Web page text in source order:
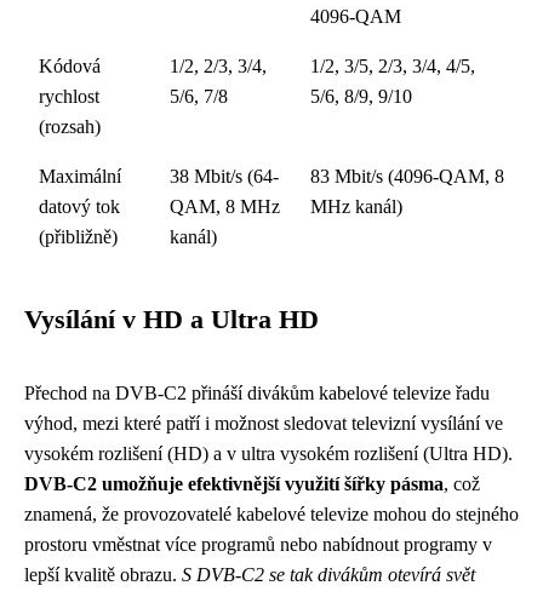
4096-QAM
Kódová
rychlost
(rozsah)
1/2, 2/3, 3/4,
5/6, 7/8
1/2, 3/5, 2/3, 3/4, 4/5,
5/6, 8/9, 9/10
Maximální
datový tok
(přibližně)
38 Mbit/s (64-
QAM, 8 MHz
kanál)
83 Mbit/s (4096-QAM, 8
MHz kanál)
Vysílání v HD a Ultra HD
Přechod na DVB-C2 přináší divákům kabelové televize řadu
výhod, mezi které patří i možnost sledovat televizní vysílání ve
vysokém rozlišení (HD) a v ultra vysokém rozlišení (Ultra HD).
DVB-C2 umožňuje efektivnější využití šířky pásma, což
znamená, že provozovatelé kabelové televize mohou do stejného
prostoru vměstnat více programů nebo nabídnout programy v
lepší kvalitě obrazu. S DVB-C2 se tak divákům otevírá svět